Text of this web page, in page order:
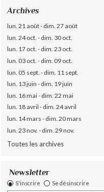
Archives
lun. 21 août - dim. 27 août
lun. 24 oct. - dim. 30 oct.
lun. 17 oct. - dim. 23 oct.
lun. 03 oct. - dim. 09 oct.
lun. 05 sept. - dim. 11 sept.
lun. 13 juin - dim. 19 juin
lun. 16 mai - dim. 22 mai
lun. 18 avril - dim. 24 avril
lun. 14 mars - dim. 20 mars
lun. 23 nov. - dim. 29 nov.
Toutes les archives
Newsletter
S'inscrire Se désinscrire